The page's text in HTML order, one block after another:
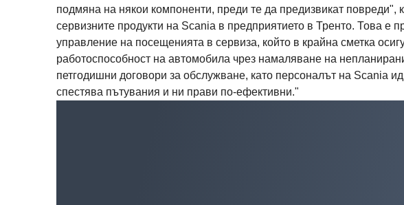
подмяна на някои компоненти, преди те да предизвикат повреди",
сервизните продукти на Scania в предприятието в Тренто. Това е
управление на посещенията в сервиза, който в крайна сметка
работоспособност на автомобила чрез намаляване на
петгодишни договори за обслужване, като персоналът на Scania
спестява пътувания и ни прави по-ефективни."